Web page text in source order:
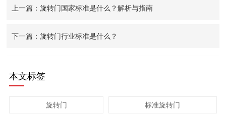
上一篇：旋转门国家标准是什么？解析与指南
下一篇：旋转门行业标准是什么？
本文标签
旋转门 标准旋转门